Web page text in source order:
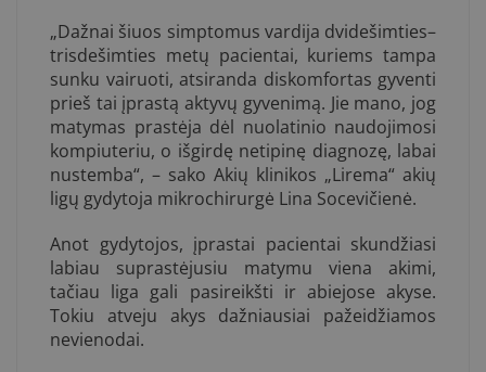
„Dažnai šiuos simptomus vardija dvidešimties–
trisdešimties metų pacientai, kuriems tampa
sunku vairuoti, atsiranda diskomfortas gyventi
prieš tai įprastą aktyvų gyvenimą. Jie mano, jog
matymas prastėja dėl nuolatinio naudojimosi
kompiuteriu, o išgirdę netipinę diagnozę, labai
nustemba“, – sako Akių klinikos „Lirema“ akių
ligų gydytoja mikrochirurgė Lina Socevičienė.
Anot gydytojos, įprastai pacientai skundžiasi
labiau suprastėjusiu matymu viena akimi,
tačiau liga gali pasireikšti ir abiejose akyse.
Tokiu atveju akys dažniausiai pažeidžiamos
nevienodai.